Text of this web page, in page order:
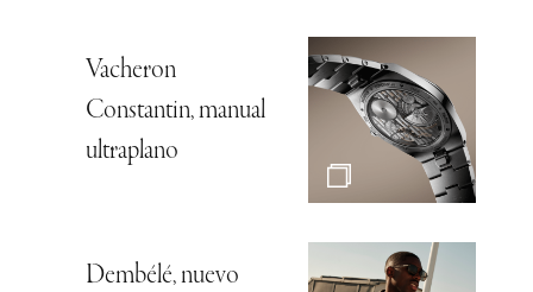
Vacheron
Constantin, manual
ultraplano
Dembélé, nuevo